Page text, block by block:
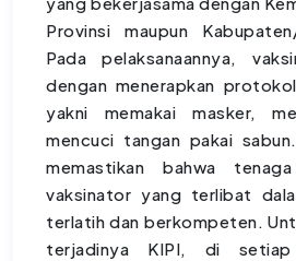
Provinsi maupun
Pada pelaksanaannya,
dengan menerapkan
yakni memakai masker,
mencuci tangan pakai
memastikan bahwa
vaksinator yang terlibat
terlatih dan berkompeten.
terjadinya KIPI, di